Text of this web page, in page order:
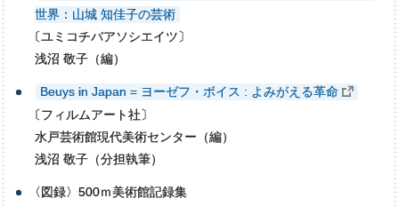
世界：⼭城 知佳⼦の芸術
〔ユミコチバアソシエイツ〕
浅沼 敬子（編）
Beuys in Japan = ヨーゼフ・ボイス : よみがえる革命
〔フィルムアート社〕
水戸芸術館現代美術センター（編）
浅沼 敬子（分担執筆）
〈図録〉500ｍ美術館記録集